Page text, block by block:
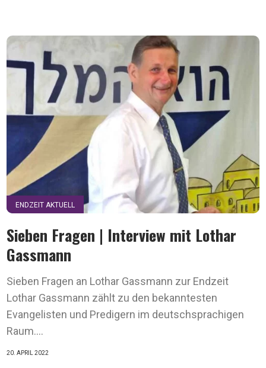
ENDZEIT AKTUELL
Sieben Fragen | Interview mit Lothar
Gassmann
Sieben Fragen an Lothar Gassmann zur Endzeit
Lothar Gassmann zählt zu den bekanntesten
Evangelisten und Predigern im deutschsprachigen
Raum....
20. APRIL 2022